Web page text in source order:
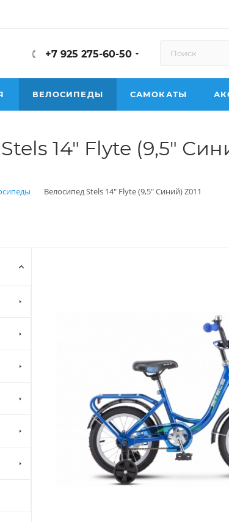
+7 925 275-60-50
ВЕЛОСИПЕДЫ САМОКАТЫ
14" Flyte (9,5"
Велосипед Stels 14" Flyte (9,5" Синий) Z011